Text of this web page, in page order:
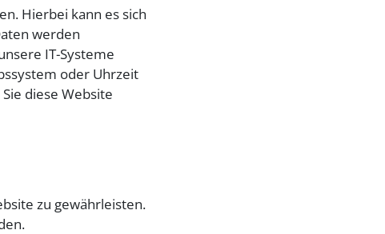
Hierbei kann es sich
werden
IT-Systeme
oder Uhrzeit
diese Website
zu gewährleisten.